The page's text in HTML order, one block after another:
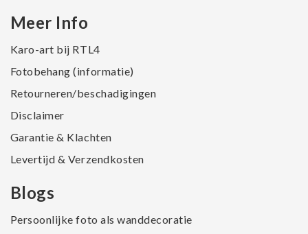
Meer Info
Karo-art bij RTL4
Fotobehang (informatie)
Retourneren/beschadigingen
Disclaimer
Garantie & Klachten
Levertijd & Verzendkosten
Blogs
Persoonlijke foto als wanddecoratie